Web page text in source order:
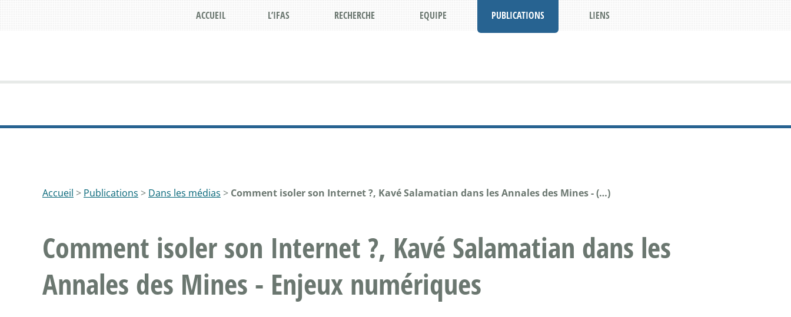
ACCUEIL L’IFAS RECHERCHE EQUIPE PUBLICATIONS LIENS
Accueil > Publications > Dans les médias > Comment isoler son Internet ?, Kavé Salamatian dans les Annales des Mines - (…)
Comment isoler son Internet ?, Kavé Salamatian dans les
Annales des Mines - Enjeux numériques